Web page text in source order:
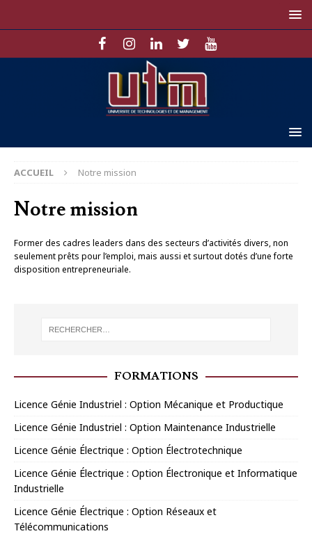
ACCUEIL Notre mission
Notre mission
Former des cadres leaders dans des secteurs d’activités divers, non
seulement prêts pour l’emploi, mais aussi et surtout dotés d’une forte
disposition entrepreneuriale.
FORMATIONS
Licence Génie Industriel : Option Mécanique et Productique
Licence Génie Industriel : Option Maintenance Industrielle
Licence Génie Électrique : Option Électrotechnique
Licence Génie Électrique : Option Électronique et Informatique
Industrielle
Licence Génie Électrique : Option Réseaux et
Télécommunications